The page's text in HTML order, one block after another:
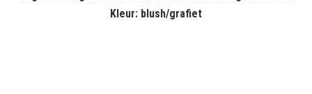
Kleur: blush/grafiet